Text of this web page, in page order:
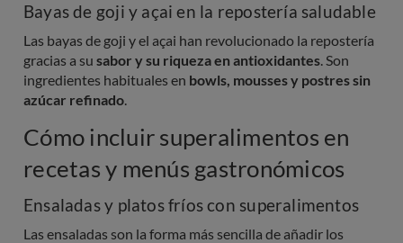
Bayas de goji y açai en la repostería saludable
Las bayas de goji y el açai han revolucionado la repostería
gracias a su sabor y su riqueza en antioxidantes. Son
ingredientes habituales en bowls, mousses y postres sin
azúcar refinado.
Cómo incluir superalimentos en
recetas y menús gastronómicos
Ensaladas y platos fríos con superalimentos
Las ensaladas son la forma más sencilla de añadir los